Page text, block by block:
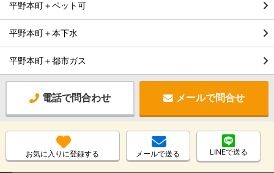
平野本町＋ペット可
平野本町＋本下水
平野本町＋都市ガス
電話で問合わせ メールで問合せ
お気に入りに登録する メールで送る LINEで送る